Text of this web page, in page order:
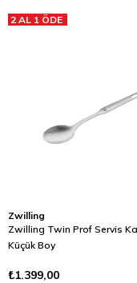
2 AL 1 ÖDE
Zwilling
Zwilling Twin Prof Servis
Küçük Boy
₺1.399,00